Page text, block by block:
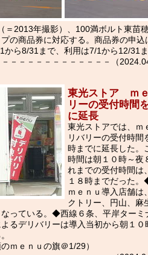
＝2013年撮影）、100満ボルト東苗
の商品券に対応する。商品券の申
から8/31まで、利用は7/1から12/31
－－－－－－－－－－－－－（
東光ストア ｍ
リーの受付時間
に延長
東光ストアでは、ｍ
リバリーの受付時間
時までに延長した。
時間は朝１０時～夜
れまでの受付時間は
１８時までだった
ｍｅｎｕ導入店舗は
クトリー、円山、麻
っている。◆西線６条、平岸ターミ
るデリバリーは導入当初から朝１０
ｍｅｎｕの旗＠1/29）